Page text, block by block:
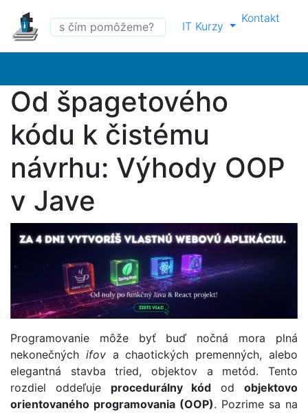
IT Kurzy
Kontakt
Od špagetového
kódu k čistému
návrhu: Výhody OOP
v Jave
Programovanie môže byť buď nočná mora plná
nekonečných ifova chaotických premenných, alebo
elegantná stavba tried, objektov a metód. Tento
rozdiel oddeľuje procedurálny kód odobjektovo
orientovaného programovania (OOP). Pozrime sa na